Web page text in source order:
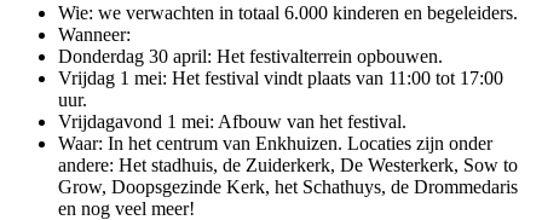
Wie: we verwachten in totaal 6.000 kinderen en begeleiders.
Wanneer:
Donderdag 30 april: Het festivalterrein opbouwen.
Vrijdag 1 mei: Het festival vindt plaats van 11:00 tot 17:00
uur.
Vrijdagavond 1 mei: Afbouw van het festival.
Waar: In het centrum van Enkhuizen. Locaties zijn onder
andere: Het stadhuis, de Zuiderkerk, De Westerkerk, Sow to
Grow, Doopsgezinde Kerk, het Schathuys, de Drommedaris
en nog veel meer!